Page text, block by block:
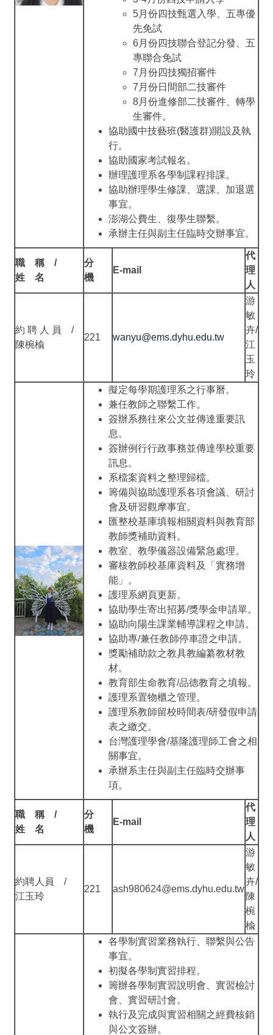
5月份四技甄選入學、五專優
先免試
6月份四技聯合登記分發、五
專聯合免試
7月份四技獨招審件
7月份日間部二技審件
8月份進修部二技審件、轉學
生審件。
協助國中技藝班(醫護群)開設及執
行。
協助國家考試報名。
辦理護理系各學制課程排課。
協助辦理學生修課、選課、加退選
事宜。
澎湖公費生、復學生聯繫。
承辦主任與副主任臨時交辦事宜。
職 稱 /
姓 名
分
機
E-mail
代
理
人
約 聘 人 員 /
陳椀楡
221 wanyu@ems.dyhu.edu.tw
游
敏
卉/
江
玉
玲
擬定每學期護理系之行事曆。
兼任教師之聯繫工作。
簽辦系務往來公文並傳達重要訊
息。
簽辦例行行政事務並傳達學校重要
訊息。
系檔案資料之整理歸檔。
籌備與協助護理系各項會議、研討
會及研習觀摩事宜。
匯整校基庫填報相關資料與教育部
教師獎補助資料。
教室、教學儀器設備緊急處理。
審核教師校基庫資料及「實務增
能」。
護理系網頁更新。
協助學生寄出招募/獎學金申請單。
協助向陽生課業輔導課程之申請。
協助專/兼任教師停車證之申請。
獎勵補助款之教具教編纂教材教
材。
教育部生命教育/品德教育之填報。
護理系置物櫃之管理。
護理系教師留校時間表/研發假申請
表之繳交。
台灣護理學會/基隆護理師工會之相
關事宜。
承辦系主任與副主任臨時交辦事
項。
職 稱 /
姓 名
分
機
E-mail
代
理
人
約聘人員 /
江玉玲
221 ash980624@ems.dyhu.edu.tw
游
敏
卉/
陳
椀
楡
各學制實習業務執行、聯繫與公告
事宜。
初擬各學制實習排程。
籌辦各學制實習說明會、實習檢討
會、實習研討會。
執行及完成與實習相關之經費核銷
與公文簽辦。